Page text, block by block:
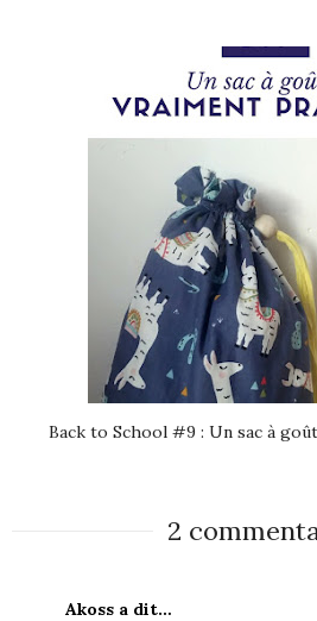
Back to School #9 : Un sac à
2
Akoss a dit…